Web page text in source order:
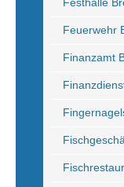
Feuerwehr
Finanzamt